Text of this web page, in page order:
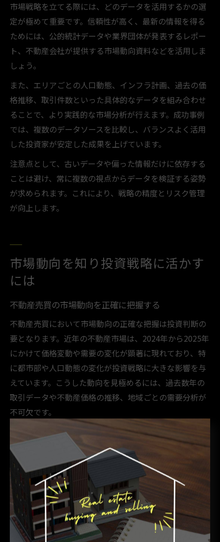
市場戦略を立てる際には、どのデータを活用するかの選
定が極めて重要です。信頼性が高く、最新の情報を得る
ためには、公的統計データや業界団体が発表するレポー
ト、不動産会社が提供する市場動向資料などを活用しま
しょう。
また、エリアごとの人口動態、インフラ計画、過去の価
格推移、取引件数といった具体的なデータを組み合わせ
ることで、より実践的な市場分析が行えます。成功事例
では、複数のデータソースを比較し、バランスよく活用
した投資家が安定した成果を上げています。
注意点として、古いデータや偏った情報だけに依存する
ことは避け、常に複数の視点からデータを検証する姿勢
が求められます。これにより、戦略の精度とリスク管理
が向上します。
市場動向を知り投資戦略に活かす
には
不動産売買の市場動向を正確に把握する
不動産売買において市場動向の正確な把握は投資判断の
要となります。近年の不動産市場は、2024年から2025年
にかけて価格変動や需要の変化が顕著に現れており、特
に都市部や人口動態の変化が投資戦略に大きな影響を与
えています。こうした動向を見極めるには、過去数年の
取引データや不動産価格の推移、地域ごとの需要分析が
不可欠です。
例えば、都市エリアではオフィスビルや住宅物件の需要
が継続して増加傾向にありますが、地方では人口減少に
よる価格下落が見られる場合も少なくありません。この
ような現状分析をもとに、投資家はリスクの低減や収益
性向上のための戦略立案が必要です。市場データを活用
し、現状や今後の予測を具体的に把握することが、最適
な売買タイミングの見極めにつながります。